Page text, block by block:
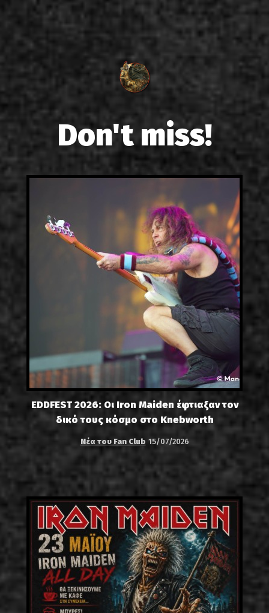
Don't miss!
EDDFEST 2026: Οι Iron Maiden έφτιαξαν τον
δικό τους κόσμο στο Knebworth
Νέα του Fan Club 15/07/2026